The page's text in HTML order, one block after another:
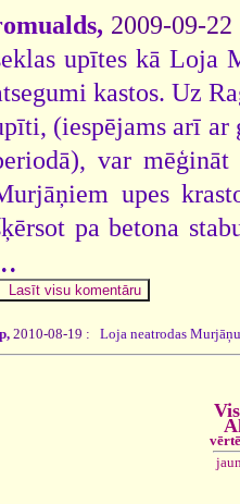
2009-09-
upītes kā Loja
kastos. Uz
(iespējams arī ar
var
upes
pa betona
2010-08-19 : Loja neatrodas